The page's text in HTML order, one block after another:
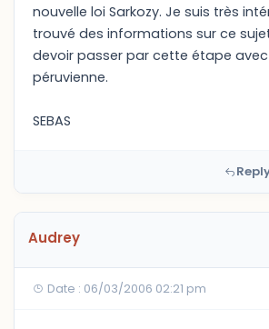
nouvelle loi Sarkozy. Je suis très
trouvé des informations sur ce
devoir passer par cette étape
péruvienne.
SEBAS
Audrey
Date : 06/03/2006 02:21 pm